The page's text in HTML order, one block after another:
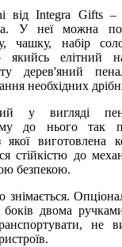
від Integra Gifts –
У неї можна
чашку, набір
елітний
дерев'яний
необхідних
у вигляді
до нього так
якої виготовлена
стійкістю до
безпекою.
знімається.
двома
не